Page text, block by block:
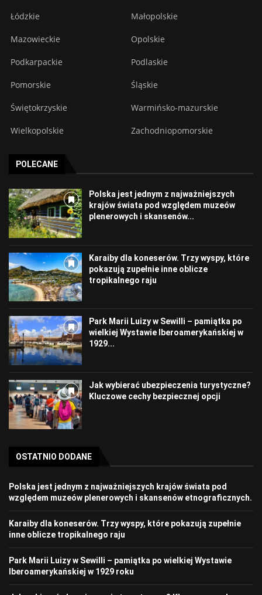
Łódzkie Małopolskie
Mazowieckie Opolskie
Podkarpackie Podlaskie
Pomorskie Śląskie
Świętokrzyskie Warmińsko-mazurskie
Wielkopolskie Zachodniopomorskie
POLECANE
Polska jest jednym z najważniejszych
krajów świata pod względem muzeów
plenerowych i skansenów...
Karaiby dla koneserów. Trzy wyspy, które
pokazują zupełnie inne oblicze
tropikalnego raju
Park Marii Luizy w Sewilli – pamiątka po
wielkiej Wystawie Iberoamerykańskiej w
1929...
Jak wybierać ubezpieczenia turystyczne?
Kluczowe cechy bezpiecznej opcji
OSTATNIO DODANE
Polska jest jednym z najważniejszych krajów świata pod
względem muzeów plenerowych i skansenów etnograficznych.
Karaiby dla koneserów. Trzy wyspy, które pokazują zupełnie
inne oblicze tropikalnego raju
Park Marii Luizy w Sewilli – pamiątka po wielkiej Wystawie
Iberoamerykańskiej w 1929 roku